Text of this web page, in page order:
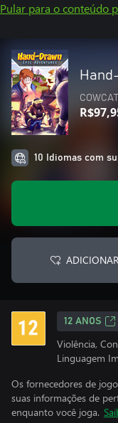
Pular para o conteúdo
COWCAT
10 Idiomas com
12 ANOS
Violência,
Linguagem
Os fornecedores de
suas informações de
enquanto você joga.